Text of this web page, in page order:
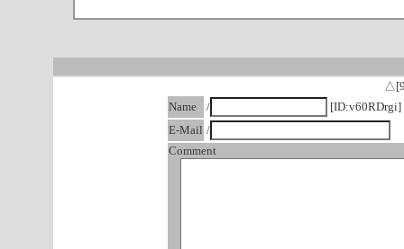
Name
/
[ID:v60RDrgi]
E-Mail /
Comment